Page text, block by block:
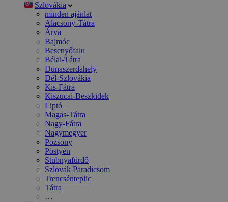
Szlovákia
minden ajánlat
Alacsony-Tátra
Árva
Bajmóc
Besenyőfalu
Bélai-Tátra
Dunaszerdahely
Dél-Szlovákia
Kis-Fátra
Kiszucai-Beszkidek
Liptó
Magas-Tátra
Nagy-Fátra
Nagymegyer
Pozsony
Pöstyén
Stubnyafürdő
Szlovák Paradicsom
Trencsénteplic
Tátra
…